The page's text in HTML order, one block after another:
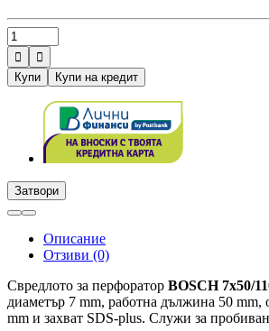


Купи
Купи на кредит
Затвори
Описание
Отзиви (0)
Свредлото за перфоратор BOSCH 7x50/
диаметър 7 mm, работна дължина 50
mm и захват SDS-plus. Служи за